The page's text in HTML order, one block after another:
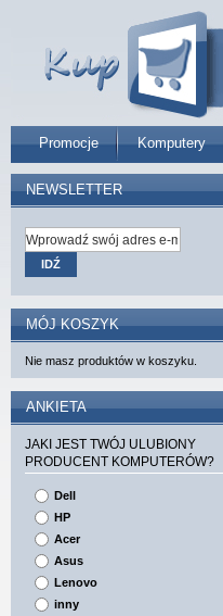
Promocje Komputery
NEWSLETTER
IDŹ
MÓJ KOSZYK
Nie masz produktów w koszyku.
ANKIETA
JAKI JEST TWÓJ ULUBIONY
PRODUCENT KOMPUTERÓW?
Dell
HP
Acer
Asus
Lenovo
inny